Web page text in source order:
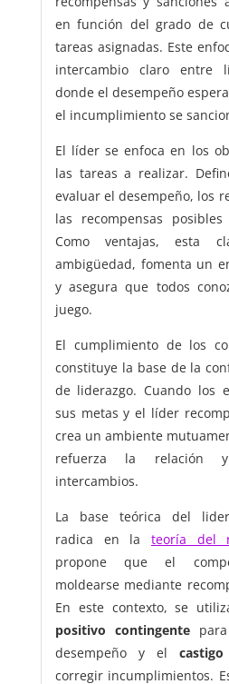
en función del grado de
tareas asignadas. Este
intercambio claro entre
donde el desempeño
el incumplimiento se
El líder se enfoca en los
las tareas a realizar.
evaluar el desempeño, los
las recompensas
Como ventajas, esta
ambigüedad, fomenta un
y asegura que todos
juego.
El cumplimiento de los
constituye la base de la
de liderazgo. Cuando los
sus metas y el líder
crea un ambiente
refuerza la relación
intercambios.
La base teórica del
radica en la teoría del
propone que el
moldearse mediante
En este contexto, se
positivo contingentepara
desempeño y el
corregir incumplimientos.